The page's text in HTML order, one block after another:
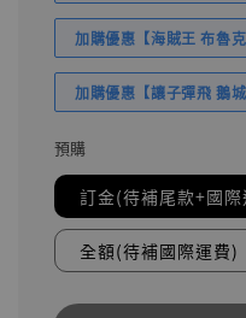
加購優惠【海賊王 布魯
加購優惠【讓子彈飛 鵝
預購
訂金(待補尾款+國際
全額(待補國際運費)